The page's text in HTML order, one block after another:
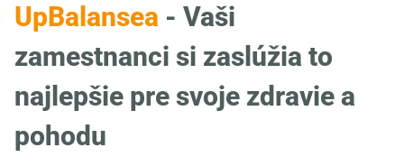
UpBalansea - Vaši
zamestnanci si zaslúžia to
najlepšie pre svoje zdravie a
pohodu